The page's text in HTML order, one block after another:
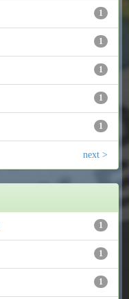
1
1
1
1
1
next >
1
1
1